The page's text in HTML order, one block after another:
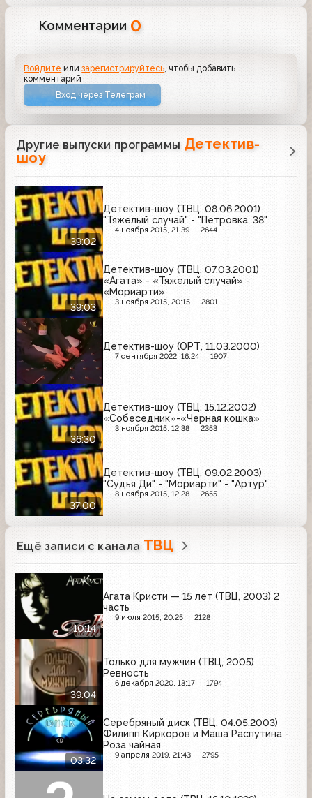
Комментарии 0
Войдите илизарегистрируйтесь , чтобы добавить
комментарий
Вход через Телеграм
Другие выпуски программы Детектив-
шоу
39:02
Детектив-шоу (ТВЦ, 08.06.2001)
"Тяжелый случай" - "Петровка, 38"
4 ноября 2015, 21:39 2644
39:03
Детектив-шоу (ТВЦ, 07.03.2001)
«Агата» - «Тяжелый случай» -
«Мориарти»
3 ноября 2015, 20:15 2801
Детектив-шоу (ОРТ, 11.03.2000)
7 сентября 2022, 16:24 1907
36:30
Детектив-шоу (ТВЦ, 15.12.2002)
«Собеседник»-«Черная кошка»
3 ноября 2015, 12:38 2353
37:00
Детектив-шоу (ТВЦ, 09.02.2003)
"Судья Ди" - "Мориарти" - "Артур"
8 ноября 2015, 12:28 2655
Ещё записи с канала ТВЦ
10:14
Агата Кристи — 15 лет (ТВЦ, 2003) 2
часть
9 июля 2015, 20:25 2128
39:04
Только для мужчин (ТВЦ, 2005)
Ревность
6 декабря 2020, 13:17 1794
03:32
Серебряный диск (ТВЦ, 04.05.2003)
Филипп Киркоров и Маша Распутина -
Роза чайная
9 апреля 2019, 21:43 2795